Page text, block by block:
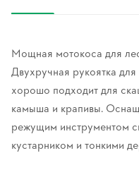
Мощная мотокоса для
Двухручная рукоятка
хорошо подходит для
камыша и крапивы.
режущим инструментом
кустарником и тонкими